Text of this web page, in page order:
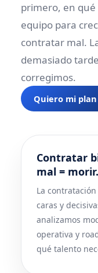
primero, en
equipo para
contratar mal.
demasiado
corregimos.
Quiero mi
Contratar
mal = morir.
La
caras y
analizamos
operativa y
qué talento